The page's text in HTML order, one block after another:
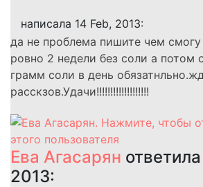
написала 14 Feb, 2013:
да не проблема пишите чем смогу
ровно 2 недели без соли а потом
грамм соли в день
расскзов.Удачи!!!!!!!!!!!!!!!!!!!
Ева Агасарян
2013: